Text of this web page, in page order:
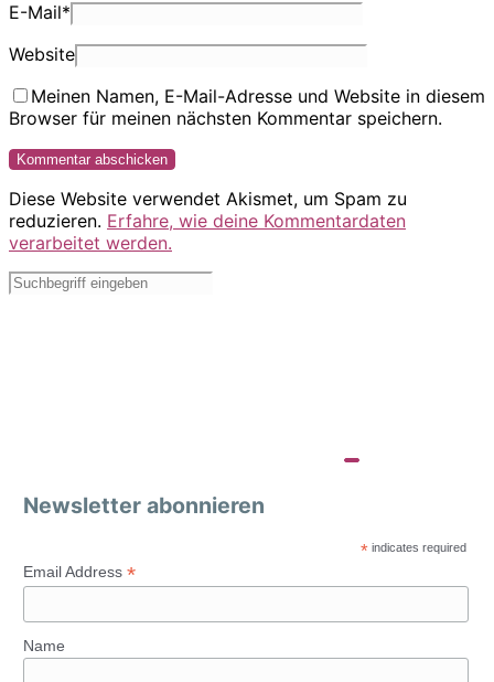
E-Mail*
Website
Meinen Namen, E-Mail-Adresse und Website in diesem
Browser für meinen nächsten Kommentar speichern.
Diese Website verwendet Akismet, um Spam zu
reduzieren. Erfahre, wie deine Kommentardaten
verarbeitet werden.
Newsletter abonnieren
* indicates required
Email Address *
Name